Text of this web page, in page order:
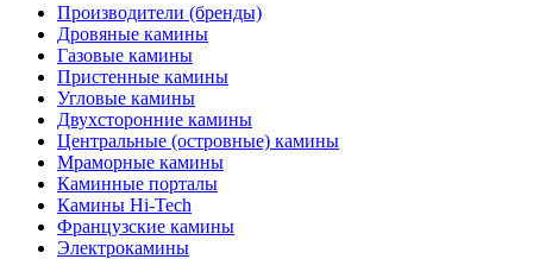
Производители (бренды)
Дровяные камины
Газовые камины
Пристенные камины
Угловые камины
Двухсторонние камины
Центральные (островные) камины
Мраморные камины
Каминные порталы
Камины Hi-Tech
Французские камины
Электрокамины